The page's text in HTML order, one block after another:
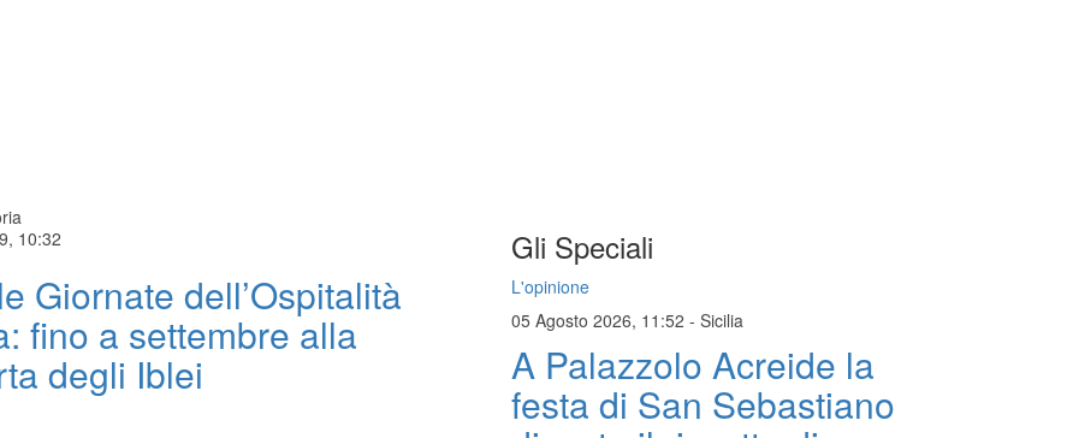
10:32
Giornate dell’Ospitalità
fino a settembre alla
degli Iblei
Gli Speciali
L'opinione
05 Agosto 2026, 11:52 - Sicilia
A Palazzolo Acreide la
festa di San Sebastiano